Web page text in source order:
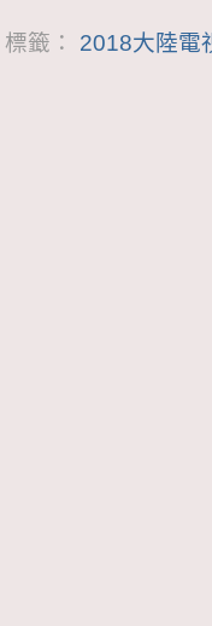
標籤： 2018大陸電